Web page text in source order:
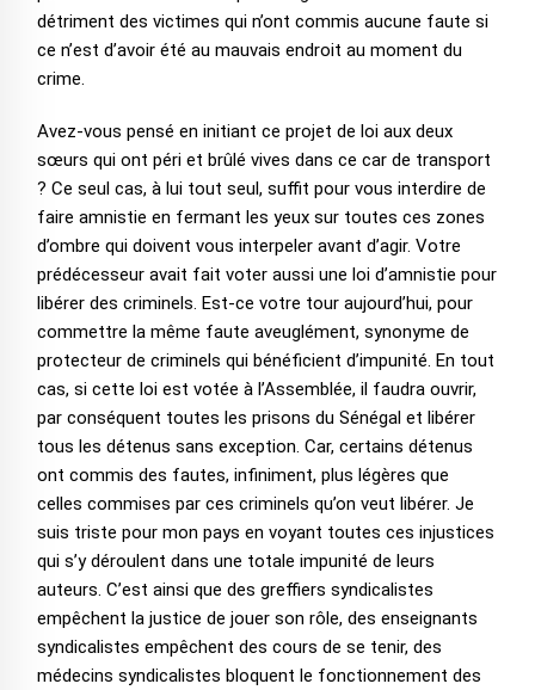
détriment des victimes qui n’ont commis aucune faute si
ce n’est d’avoir été au mauvais endroit au moment du
crime.
Avez-vous pensé en initiant ce projet de loi aux deux
sœurs qui ont péri et brûlé vives dans ce car de transport
? Ce seul cas, à lui tout seul, suffit pour vous interdire de
faire amnistie en fermant les yeux sur toutes ces zones
d’ombre qui doivent vous interpeler avant d’agir. Votre
prédécesseur avait fait voter aussi une loi d’amnistie pour
libérer des criminels. Est-ce votre tour aujourd’hui, pour
commettre la même faute aveuglément, synonyme de
protecteur de criminels qui bénéficient d’impunité. En tout
cas, si cette loi est votée à l’Assemblée, il faudra ouvrir,
par conséquent toutes les prisons du Sénégal et libérer
tous les détenus sans exception. Car, certains détenus
ont commis des fautes, infiniment, plus légères que
celles commises par ces criminels qu’on veut libérer. Je
suis triste pour mon pays en voyant toutes ces injustices
qui s’y déroulent dans une totale impunité de leurs
auteurs. C’est ainsi que des greffiers syndicalistes
empêchent la justice de jouer son rôle, des enseignants
syndicalistes empêchent des cours de se tenir, des
médecins syndicalistes bloquent le fonctionnement des